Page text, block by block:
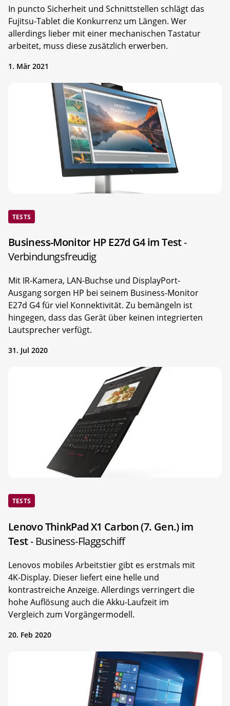
In puncto Sicherheit und Schnittstellen schlägt das
Fujitsu-Tablet die Konkurrenz um Längen. Wer
allerdings lieber mit einer mechanischen Tastatur
arbeitet, muss diese zusätzlich erwerben.
1. Mär 2021
TESTS
Business-Monitor HP E27d G4 im Test-
Verbindungsfreudig
Mit IR-Kamera, LAN-Buchse und DisplayPort-
Ausgang sorgen HP bei seinem Business-Monitor
E27d G4 für viel Konnektivität. Zu bemängeln ist
hingegen, dass das Gerät über keinen integrierten
Lautsprecher verfügt.
31. Jul 2020
TESTS
Lenovo ThinkPad X1 Carbon (7. Gen.) im
Test- Business-Flaggschiff
Lenovos mobiles Arbeitstier gibt es erstmals mit
4K-Display. Dieser liefert eine helle und
kontrastreiche Anzeige. Allerdings verringert die
hohe Auflösung auch die Akku-Laufzeit im
Vergleich zum Vorgängermodell.
20. Feb 2020